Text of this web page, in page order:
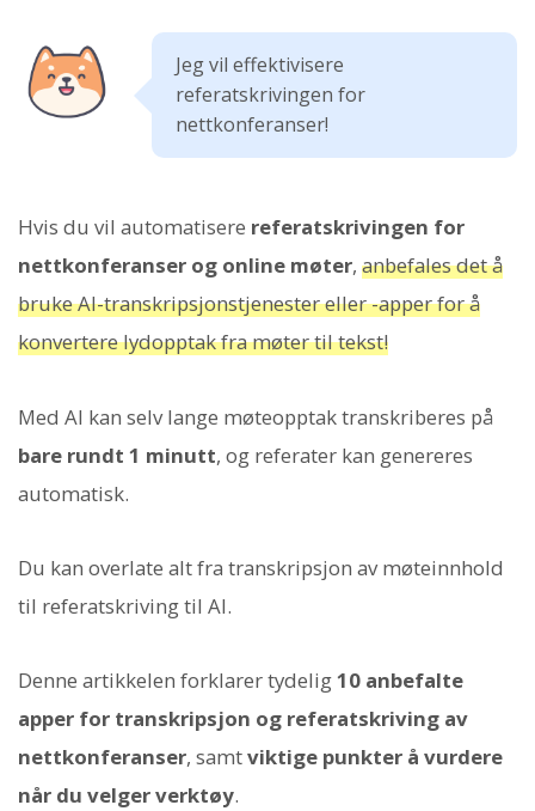
Jeg vil effektivisere
referatskrivingen for
nettkonferanser!
Hvis du vil automatisere referatskrivingen for
nettkonferanser og online møter, anbefales det å
bruke AI-transkripsjonstjenester eller -apper for å
konvertere lydopptak fra møter til tekst!
Med AI kan selv lange møteopptak transkriberes på
bare rundt 1 minutt, og referater kan genereres
automatisk.
Du kan overlate alt fra transkripsjon av møteinnhold
til referatskriving til AI.
Denne artikkelen forklarer tydelig10 anbefalte
apper for transkripsjon og referatskriving av
nettkonferanser, samtviktige punkter å vurdere
når du velger verktøy.